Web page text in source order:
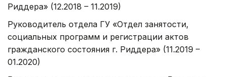
Риддера» (12.2018 – 11.2019)
Руководитель отдела ГУ «Отдел занятости,
социальных программ и регистрации актов
гражданского состояния г. Риддера» (11.2019 –
01.2020)